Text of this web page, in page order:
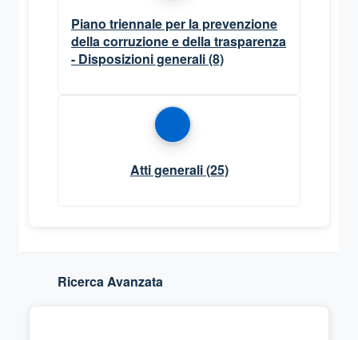
Piano triennale per la prevenzione
della corruzione e della trasparenza
- Disposizioni generali(8)
Atti generali(25)
Ricerca Avanzata